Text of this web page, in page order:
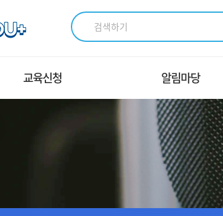
교육신청
엄
알림마당
교육신청 안내
교육시설 및 장
공지사항
Q＆A